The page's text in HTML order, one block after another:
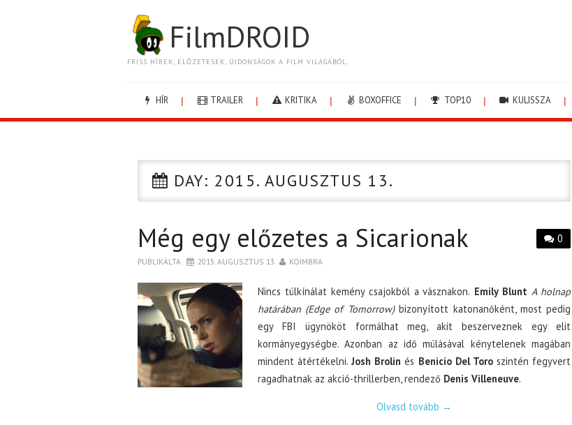
FilmDROID
FRISS HÍREK, ELŐZETESEK, ÚJDONSÁGOK A FILM VILÁGÁBÓL.
HÍR TRAILER KRITIKA BOXOFFICE TOP10 KULISSZA
DAY: 2015. AUGUSZTUS 13.
0
Még egy előzetes a Sicarionak
PUBLIKÁLTA 2015. AUGUSZTUS 13. KOIMBRA
Nincs túlkínálat kemény csajokból a vásznakon. Emily Blunt A holnap
határában (Edge of Tomorrow)bizonyított katonanőként, most pedig
egy FBI ügynököt formálhat meg, akit beszerveznek egy elit
kormányegységbe. Azonban az idő múlásával kénytelenek magában
mindent átértékelni. Josh Brolin és Benicio Del Toro szintén fegyvert
ragadhatnak az akció-thrillerben, rendező Denis Villeneuve.
Olvasd tovább →